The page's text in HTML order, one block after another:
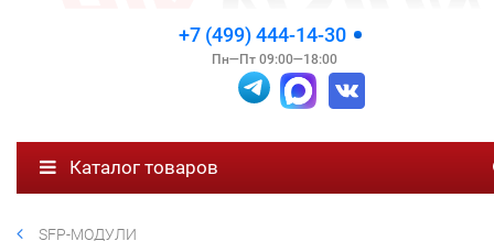
+7 (499) 444-14-30
Пн—Пт 09:00—18:00
Каталог товаров
SFP-МОДУЛИ